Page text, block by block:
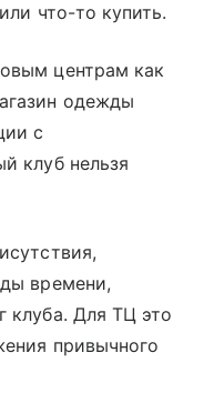
что-то купить.
центрам как
одежды
с
клуб нельзя
времени,
клуба. Для ТЦ это
привычного